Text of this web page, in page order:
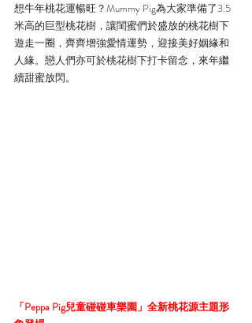
想牛年桃花運暢旺？Mummy Pig為大家準備了3.5
米高的巨型桃花樹，讓閨蜜們於盛放的桃花樹下
遊走一圈，齊齊增強愛情運勢，迎接美好姻緣和
人緣。戀人們亦可於桃花樹下打卡留念，來年繼
續甜蜜放閃。
「Peppa Pig兒童碰碰車樂園」全新桃花源主題形